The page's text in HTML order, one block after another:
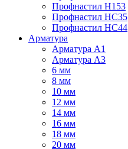
Профнастил Н153
Профнастил НС35
Профнастил НС44
Арматура
Арматура А1
Арматура А3
6 мм
8 мм
10 мм
12 мм
14 мм
16 мм
18 мм
20 мм